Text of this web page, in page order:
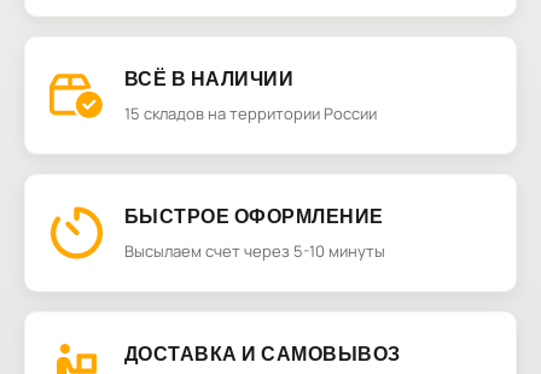
ВСЁ В НАЛИЧИИ
15 складов на территории России
БЫСТРОЕ ОФОРМЛЕНИЕ
Высылаем счет через 5-10 минуты
ДОСТАВКА И САМОВЫВОЗ